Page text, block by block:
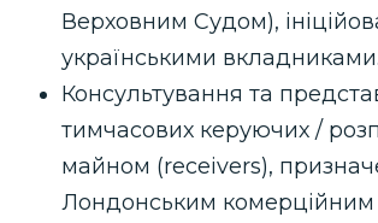
Верховним Судом),
українськими вкладниками.
Консультування та
тимчасових керуючих /
майном (receivers),
Лондонським комерційним